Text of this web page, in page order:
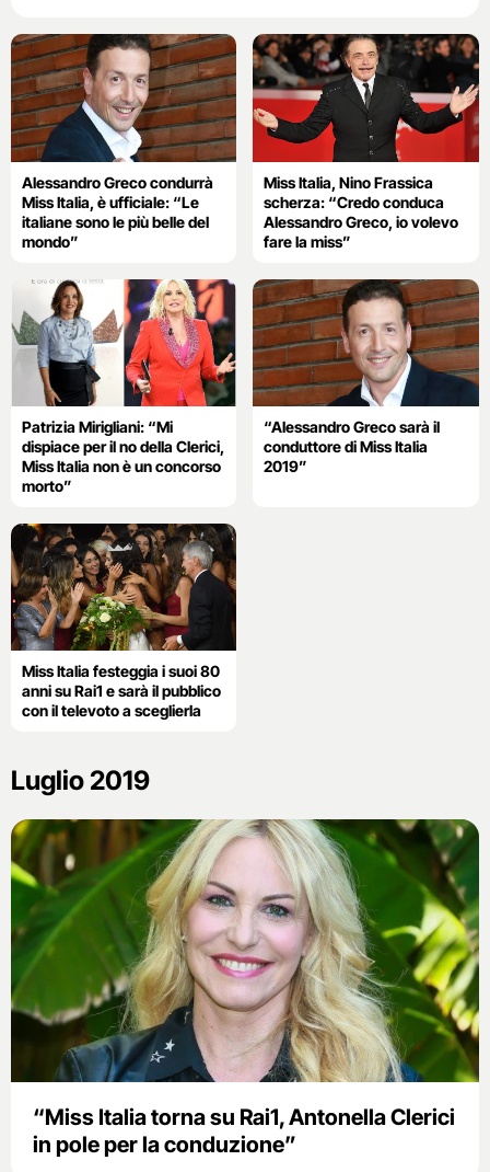
Alessandro Greco condurrà
Miss Italia, è ufficiale: “Le
italiane sono le più belle del
mondo”
Miss Italia, Nino Frassica
scherza: “Credo conduca
Alessandro Greco, io volevo
fare la miss”
Patrizia Mirigliani: “Mi
dispiace per il no della Clerici,
Miss Italia non è un concorso
morto”
“Alessandro Greco sarà il
conduttore di Miss Italia
2019”
Miss Italia festeggia i suoi 80
anni su Rai1 e sarà il pubblico
con il televoto a sceglierla
Luglio 2019
“Miss Italia torna su Rai1, Antonella Clerici
in pole per la conduzione”